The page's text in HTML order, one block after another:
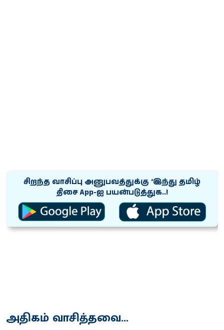
சிறந்த வாசிப்பு அனுபவத்துக்கு ‘இந்து தமிழ்
திசை App-ஐ பயன்படுத்துக..!
அதிகம் வாசித்தவை...